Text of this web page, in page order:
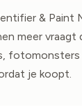
& Paint
meer vraagt
je koopt.